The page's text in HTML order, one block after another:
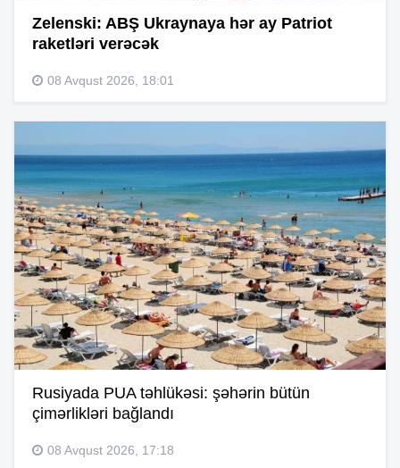
Zelenski: ABŞ Ukraynaya hər ay Patriot
raketləri verəcək
08 Avqust 2026, 18:01
Rusiyada PUA təhlükəsi: şəhərin bütün
çimərlikləri bağlandı
08 Avqust 2026, 17:18